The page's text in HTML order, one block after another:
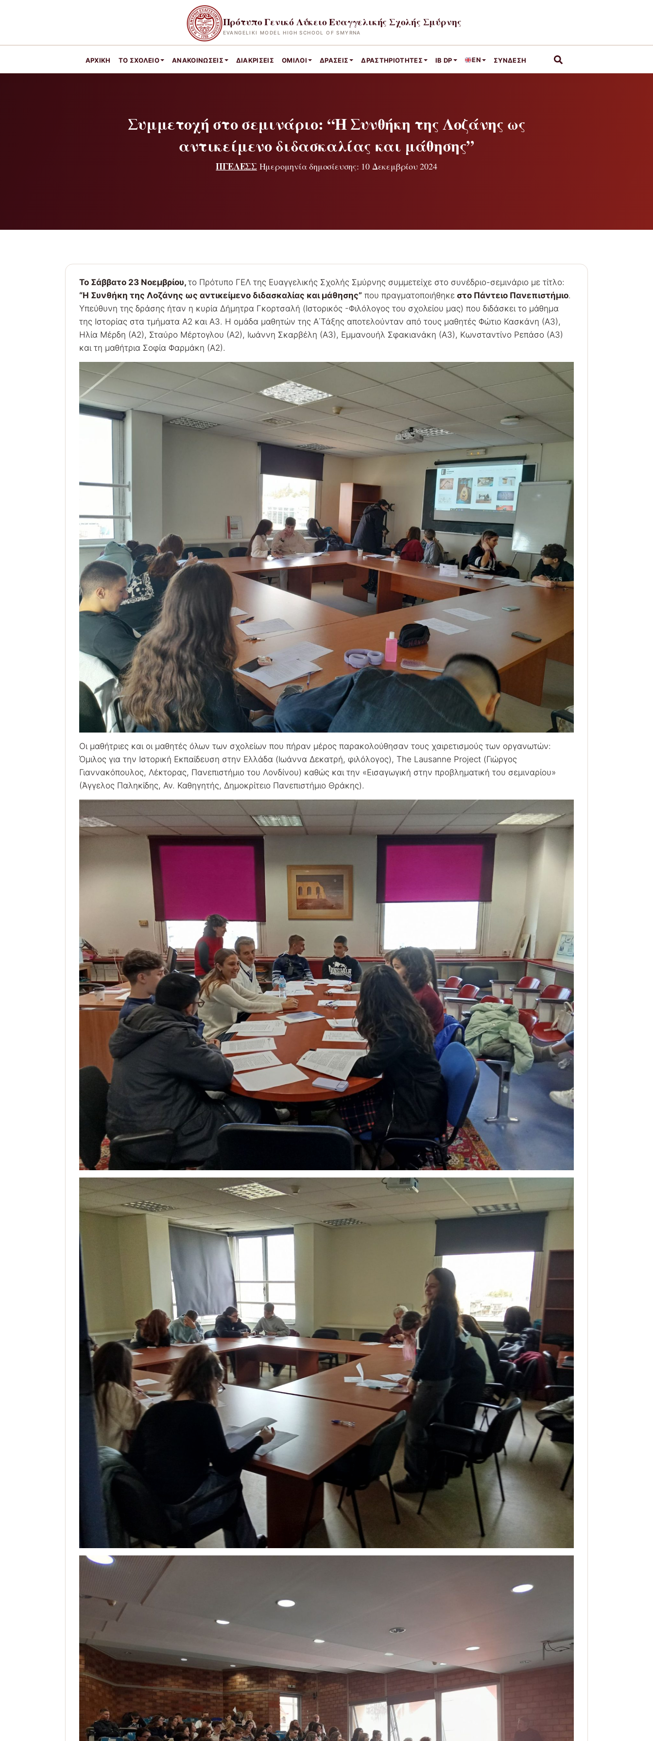
Πρότυπο Γενικό Λύκειο Ευαγγελικής Σχολής Σμύρνης
EVANGELIKI MODEL HIGH SCHOOL OF SMYRNA
ΑΡΧΙΚΉ ΤΟ ΣΧΟΛΕΊΟ ΑΝΑΚΟΙΝΩΣΕΙΣ ΔΙΑΚΡΊΣΕΙΣ ΌΜΙΛΟΙ ΔΡΆΣΕΙΣ ΔΡΑΣΤΗΡΙΌΤΗΤΕΣ IB DP EN ΣΎΝΔΕΣΗ
Συμμετοχή στο σεμινάριο: “Η Συνθήκη της Λοζάνης ως
αντικείμενο διδασκαλίας και μάθησης”
ΠΓΕΛΕΣΣΗμερομηνία δημοσίευσης: 10 Δεκεμβρίου 2024
Το Σάββατο 23 Νοεμβρίου,το Πρότυπο ΓΕΛ της Ευαγγελικής Σχολής Σμύρνης συμμετείχε στο συνέδριο-σεμινάριο με τίτλο:
“Η Συνθήκη της Λοζάνης ως αντικείμενο διδασκαλίας και μάθησης” που πραγματοποιήθηκε στο Πάντειο Πανεπιστήμιο.
Υπεύθυνη της δράσης ήταν η κυρία Δήμητρα Γκορτσαλή (Ιστορικός -Φιλόλογος του σχολείου μας) που διδάσκει το μάθημα
της Ιστορίας στα τμήματα Α2 και Α3. Η ομάδα μαθητών της Α΄Τάξης αποτελούνταν από τους μαθητές Φώτιο Κασκάνη (Α3),
Ηλία Μέρδη (Α2), Σταύρο Μέρτογλου (Α2), Ιωάννη Σκαρβέλη (Α3), Εμμανουήλ Σφακιανάκη (Α3), Κωνσταντίνο Ρεπάσο (Α3)
και τη μαθήτρια Σοφία Φαρμάκη (Α2).
Οι μαθήτριες και οι μαθητές όλων των σχολείων που πήραν μέρος παρακολούθησαν τους χαιρετισμούς των οργανωτών:
Όμιλος για την Ιστορική Εκπαίδευση στην Ελλάδα (Ιωάννα Δεκατρή, φιλόλογος), The Lausanne Project (Γιώργος
Γιαννακόπουλος, Λέκτορας, Πανεπιστήμιο του Λονδίνου) καθώς και την «Εισαγωγική στην προβληματική του σεμιναρίου»
(Άγγελος Παληκίδης, Αν. Καθηγητής, Δημοκρίτειο Πανεπιστήμιο Θράκης).